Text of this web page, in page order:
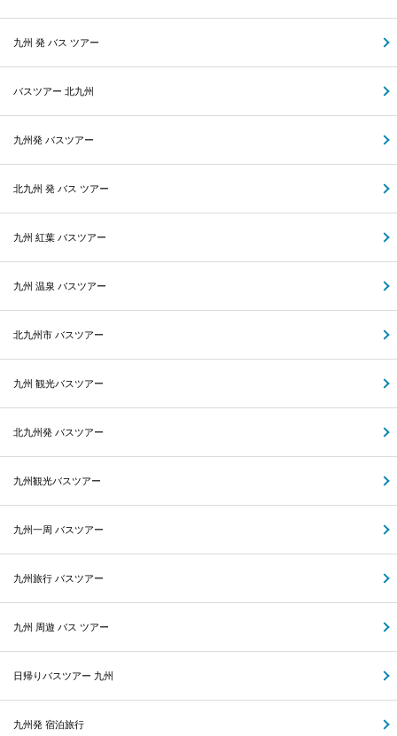
九州 発 バス ツアー
バスツアー 北九州
九州発 バスツアー
北九州 発 バス ツアー
九州 紅葉 バスツアー
九州 温泉 バスツアー
北九州市 バスツアー
九州 観光バスツアー
北九州発 バスツアー
九州観光バスツアー
九州一周 バスツアー
九州旅行 バスツアー
九州 周遊 バス ツアー
日帰りバスツアー 九州
九州発 宿泊旅行